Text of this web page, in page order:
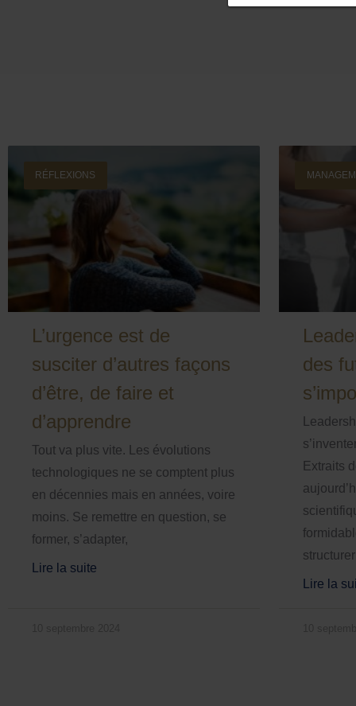
RÉFLEXIONS
L’urgence est de
susciter d’autres façons
d’être, de faire et
d’apprendre
Tout va plus vite. Les évolutions
technologiques ne se comptent plus
en décennies mais en années, voire
moins. Se remettre en question, se
former, s’adapter,
Lire la suite
des
Extraits
Lire la